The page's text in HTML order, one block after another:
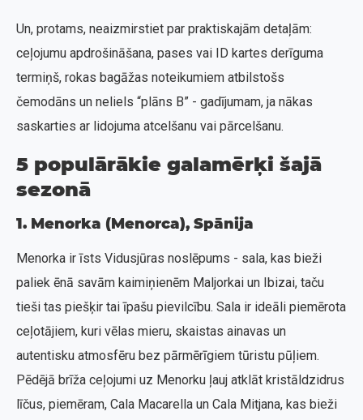
Un, protams, neaizmirstiet par praktiskajām detaļām:
ceļojumu apdrošināšana, pases vai ID kartes derīguma
termiņš, rokas bagāžas noteikumiem atbilstošs
čemodāns un neliels “plāns B” - gadījumam, ja nākas
saskarties ar lidojuma atcelšanu vai pārcelšanu.
5 populārākie galamērķi šajā
sezonā
1. Menorka (Menorca), Spānija
Menorka ir īsts Vidusjūras noslēpums - sala, kas bieži
paliek ēnā savām kaimiņienēm Maljorkai un Ibizai, taču
tieši tas piešķir tai īpašu pievilcību. Sala ir ideāli piemērota
ceļotājiem, kuri vēlas mieru, skaistas ainavas un
autentisku atmosfēru bez pārmērīgiem tūristu pūļiem.
Pēdējā brīža ceļojumi uz Menorku ļauj atklāt kristāldzidrus
līčus, piemēram, Cala Macarella un Cala Mitjana, kas bieži